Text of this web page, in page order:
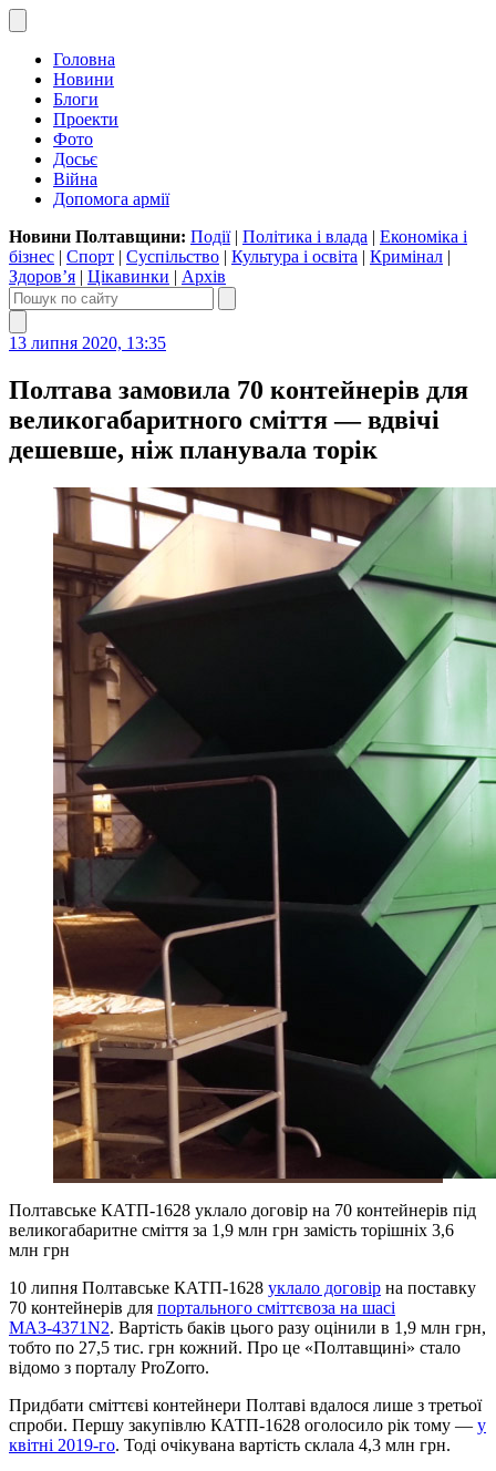
Головна
Новини
Блоги
Проекти
Фото
Досьє
Війна
Допомога армії
Новини Полтавщини: Події| Політика і влада | Економіка і
бізнес | Спорт | Суспільство | Культура і освіта | Кримінал |
Здоров’я | Цікавинки | Архів
13 липня 2020, 13:35
Полтава замовила 70 контейнерів для
великогабаритного сміття — вдвічі
дешевше, ніж планувала торік
Полтавське КАТП-1628 уклало договір на 70 контейнерів під
великогабаритне сміття за 1,9 млн грн замість торішніх 3,6
млн грн
10 липня Полтавське КАТП-1628 уклало договір на поставку
70 контейнерів для портального сміттєвоза на шасі
МАЗ-4371N2. Вартість баків цього разу оцінили в 1,9 млн грн,
тобто по 27,5 тис. грн кожний. Про це «Полтавщині» стало
відомо з порталу ProZorro.
Придбати сміттєві контейнери Полтаві вдалося лише з третьої
спроби. Першу закупівлю КАТП-1628 оголосило рік тому — у
квітні 2019-го. Тоді очікувана вартість склала 4,3 млн грн.